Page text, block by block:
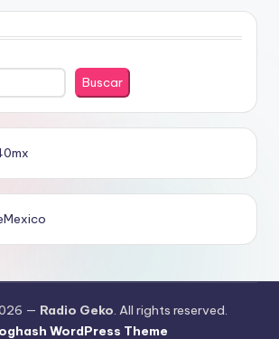
Buscar
— Radio Geko. All rights reserved.
WordPress Theme